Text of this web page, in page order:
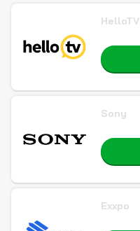
HelloTV
Sony
Exxpo